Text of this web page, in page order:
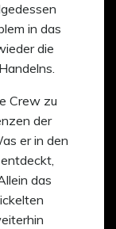
in das
die
Crew zu
der
er in den
das